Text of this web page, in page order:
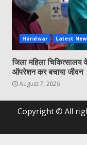
Haridwar Latest
जिला महिला
ऑपरेशन कर बचाया जीवन
August 7, 2026
Copyright © All